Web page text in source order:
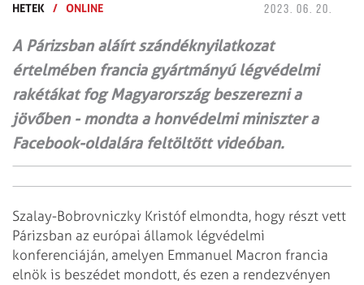
HETEK / ONLINE 2023. 06. 20.
A Párizsban aláírt szándéknyilatkozat
értelmében francia gyártmányú légvédelmi
rakétákat fog Magyarország beszerezni a
jövőben - mondta a honvédelmi miniszter a
Facebook-oldalára feltöltött videóban.
Szalay-Bobrovniczky Kristóf elmondta, hogy részt vett
Párizsban az európai államok légvédelmi
konferenciáján, amelyen Emmanuel Macron francia
elnök is beszédet mondott, és ezen a rendezvényen